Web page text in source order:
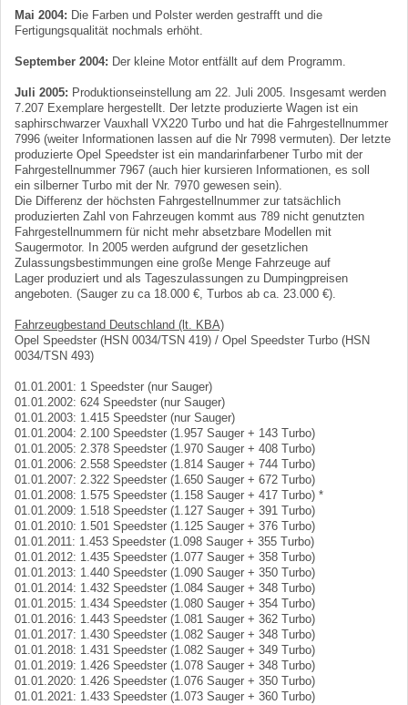
Mai 2004: Die Farben und Polster werden gestrafft und die
Fertigungsqualität nochmals erhöht.
September 2004: Der kleine Motor entfällt auf dem Programm.
Juli 2005: Produktionseinstellung am 22. Juli 2005. Insgesamt werden
7.207 Exemplare hergestellt. Der letzte produzierte Wagen ist ein
saphirschwarzer Vauxhall VX220 Turbo und hat die Fahrgestellnummer
7996 (weiter Informationen lassen auf die Nr 7998 vermuten). Der letzte
produzierte Opel Speedster ist ein mandarinfarbener Turbo mit der
Fahrgestellnummer 7967 (auch hier kursieren Informationen, es soll
ein silberner Turbo mit der Nr. 7970 gewesen sein).
Die Differenz der höchsten Fahrgestellnummer zur tatsächlich
produzierten Zahl von Fahrzeugen kommt aus 789 nicht genutzten
Fahrgestellnummern für nicht mehr absetzbare Modellen mit
Saugermotor. In 2005 werden aufgrund der gesetzlichen
Zulassungsbestimmungen eine große Menge Fahrzeuge auf
Lager produziert und als Tageszulassungen zu Dumpingpreisen
angeboten. (Sauger zu ca 18.000 €, Turbos ab ca. 23.000 €).
Fahrzeugbestand Deutschland (lt. KBA)
Opel Speedster (HSN 0034/TSN 419) / Opel Speedster Turbo (HSN
0034/TSN 493)
01.01.2001: 1 Speedster (nur Sauger)
01.01.2002: 624 Speedster (nur Sauger)
01.01.2003: 1.415 Speedster (nur Sauger)
01.01.2004: 2.100 Speedster (1.957 Sauger + 143 Turbo)
01.01.2005: 2.378 Speedster (1.970 Sauger + 408 Turbo)
01.01.2006: 2.558 Speedster (1.814 Sauger + 744 Turbo)
01.01.2007: 2.322 Speedster (1.650 Sauger + 672 Turbo)
01.01.2008: 1.575 Speedster (1.158 Sauger + 417 Turbo) *
01.01.2009: 1.518 Speedster (1.127 Sauger + 391 Turbo)
01.01.2010: 1.501 Speedster (1.125 Sauger + 376 Turbo)
01.01.2011: 1.453 Speedster (1.098 Sauger + 355 Turbo)
01.01.2012: 1.435 Speedster (1.077 Sauger + 358 Turbo)
01.01.2013: 1.440 Speedster (1.090 Sauger + 350 Turbo)
01.01.2014: 1.432 Speedster (1.084 Sauger + 348 Turbo)
01.01.2015: 1.434 Speedster (1.080 Sauger + 354 Turbo)
01.01.2016: 1.443 Speedster (1.081 Sauger + 362 Turbo)
01.01.2017: 1.430 Speedster (1.082 Sauger + 348 Turbo)
01.01.2018: 1.431 Speedster (1.082 Sauger + 349 Turbo)
01.01.2019: 1.426 Speedster (1.078 Sauger + 348 Turbo)
01.01.2020: 1.426 Speedster (1.076 Sauger + 350 Turbo)
01.01.2021: 1.433 Speedster (1.073 Sauger + 360 Turbo)